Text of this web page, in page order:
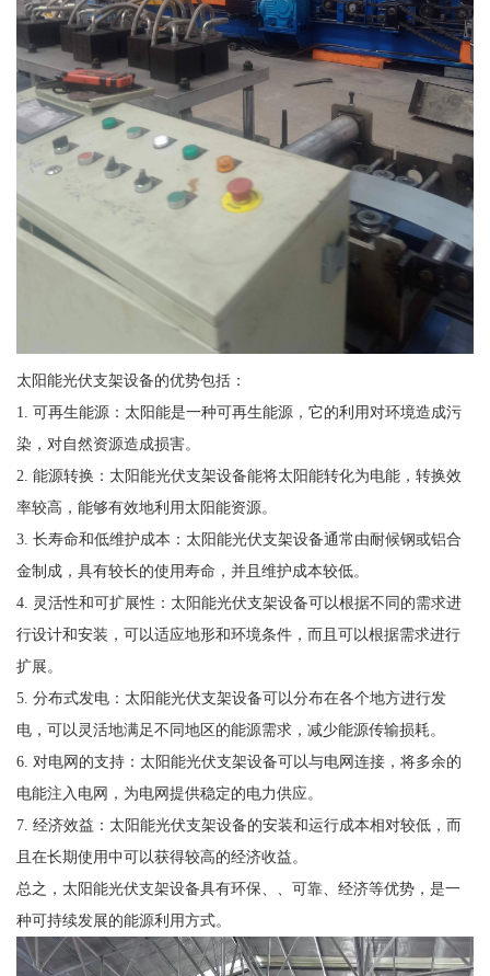
太阳能光伏支架设备的优势包括：
1. 可再生能源：太阳能是一种可再生能源，它的利用对环境造成污
染，对自然资源造成损害。
2. 能源转换：太阳能光伏支架设备能将太阳能转化为电能，转换效
率较高，能够有效地利用太阳能资源。
3. 长寿命和低维护成本：太阳能光伏支架设备通常由耐候钢或铝合
金制成，具有较长的使用寿命，并且维护成本较低。
4. 灵活性和可扩展性：太阳能光伏支架设备可以根据不同的需求进
行设计和安装，可以适应地形和环境条件，而且可以根据需求进行
扩展。
5. 分布式发电：太阳能光伏支架设备可以分布在各个地方进行发
电，可以灵活地满足不同地区的能源需求，减少能源传输损耗。
6. 对电网的支持：太阳能光伏支架设备可以与电网连接，将多余的
电能注入电网，为电网提供稳定的电力供应。
7. 经济效益：太阳能光伏支架设备的安装和运行成本相对较低，而
且在长期使用中可以获得较高的经济收益。
总之，太阳能光伏支架设备具有环保、、可靠、经济等优势，是一
种可持续发展的能源利用方式。